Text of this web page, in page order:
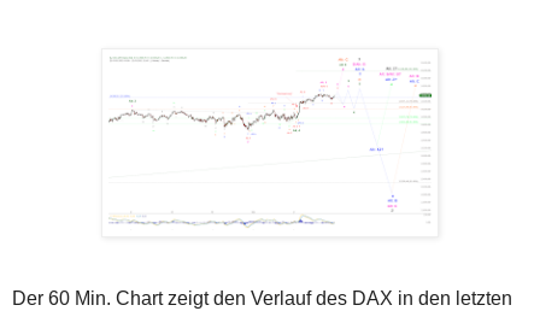
Der 60 Min. Chart zeigt den Verlauf des DAX in den letzten